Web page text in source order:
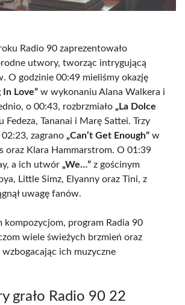
Radio 90 zaprezentowało
utwory, tworząc intrygującą
O godzinie 00:49 mieliśmy okazję
In Love” w wykonaniu Alana Walkera i
o 00:43, rozbrzmiało „La Dolce
Fedeza, Tananai i Marę Sattei. Trzy
zagrano „Can’t Get Enough” w
oraz Klara Hammarstrom. O 01:39
a ich utwór „We…” z gościnym
Little Simz, Elyanny oraz Tini, z
uwagę fanów.
kompozycjom, program Radia 90
wiele świeżych brzmień oraz
ich muzyczne
grało Radio 90 22